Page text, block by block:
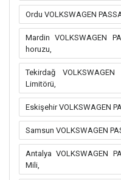
Ordu VOLKSWAGEN
Mardin VOLKSWAGEN
horuzu,
Tekirdağ
Limitörü,
Eskişehir VOLKSWAGEN
Samsun VOLKSWAGEN
Antalya VOLKSWAGEN
Mili,